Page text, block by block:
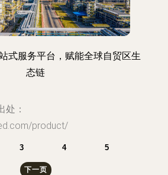
式服务平台，赋能全球自贸区生
态链
处：
product/
3 4 5
下一页